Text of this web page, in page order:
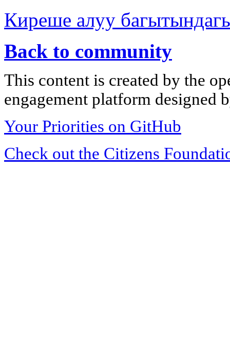
Киреше алуу
Back to community
This content is created by the
engagement platform designed
Your Priorities on GitHub
Check out the Citizens